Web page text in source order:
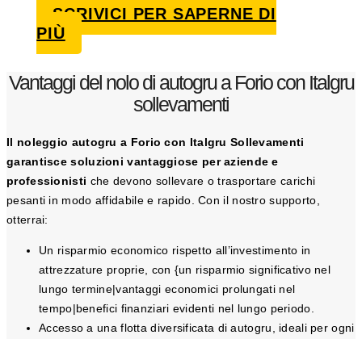
SCRIVICI PER SAPERNE DI
PIÙ
Vantaggi del nolo di autogru a Forio con Italgru
sollevamenti
Il noleggio autogru a Forio con Italgru Sollevamenti
garantisce soluzioni vantaggiose per aziende e
professionisti che devono sollevare o trasportare carichi
pesanti in modo affidabile e rapido. Con il nostro supporto,
otterrai:
Un risparmio economico rispetto all’investimento in
attrezzature proprie, con {un risparmio significativo nel
lungo termine|vantaggi economici prolungati nel
tempo|benefici finanziari evidenti nel lungo periodo.
Accesso a una flotta diversificata di autogru, ideali per ogni